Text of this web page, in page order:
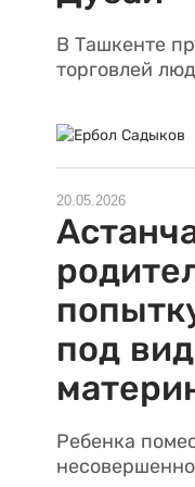
В Ташкенте
торговлей
20.05.2026
под
Ребенка